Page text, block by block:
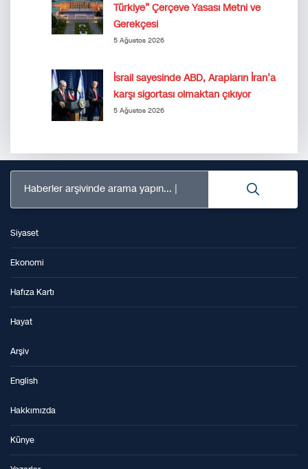
Türkiye” Çerçeve Yasası Metni ve
Gerekçesi
5 Ağustos 2026
İsrail sayesinde ABD, Arapların İran’a
karşı sigortası olmaktan çıkıyor
5 Ağustos 2026
Haberler arşivinde arama yapın...
Siyaset
Ekonomi
Hafıza Kartı
Hayat
Arşiv
English
Hakkımızda
Künye